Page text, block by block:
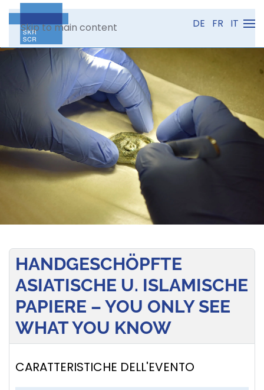
Skip to main content DE FR IT
HANDGESCHÖPFTE
ASIATISCHE U. ISLAMISCHE
PAPIERE – YOU ONLY SEE
WHAT YOU KNOW
CARATTERISTICHE DELL'EVENTO